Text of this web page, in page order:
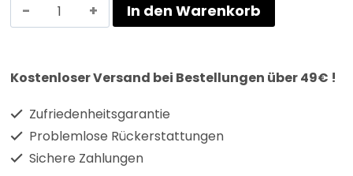
In den Warenkorb
Kostenloser Versand bei Bestellungen über 49€ !
Zufriedenheitsgarantie
Problemlose Rückerstattungen
Sichere Zahlungen